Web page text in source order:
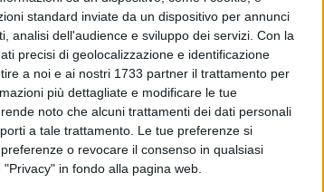
standard inviate da un dispositivo per annunci
analisi dell'audience e sviluppo dei servizi. Con la
precisi di geolocalizzazione e identificazione
a noi e ai nostri 1733 partner il trattamento per
più dettagliate e modificare le tue
noto che alcuni trattamenti dei dati personali
a tale trattamento. Le tue preferenze si
o revocare il consenso in qualsiasi
in fondo alla pagina web.
siate donatori
o il prossimo
Possono
grande generosità,
di salvare